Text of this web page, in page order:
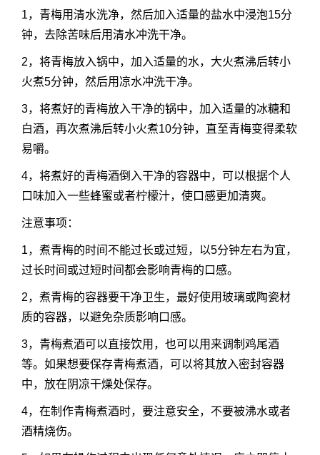
1，青梅用清水洗净，然后加入适量的盐水中浸泡15分
钟，去除苦味后用清水冲洗干净。
2，将青梅放入锅中，加入适量的水，大火煮沸后转小
火煮5分钟，然后用凉水冲洗干净。
3，将煮好的青梅放入干净的锅中，加入适量的冰糖和
白酒，再次煮沸后转小火煮10分钟，直至青梅变得柔软
易嚼。
4，将煮好的青梅酒倒入干净的容器中，可以根据个人
口味加入一些蜂蜜或者柠檬汁，使口感更加清爽。
注意事项：
1，煮青梅的时间不能过长或过短，以5分钟左右为宜，
过长时间或过短时间都会影响青梅的口感。
2，煮青梅的容器要干净卫生，最好使用玻璃或陶瓷材
质的容器，以避免杂质影响口感。
3，青梅煮酒可以直接饮用，也可以用来调制鸡尾酒
等。如果想要保存青梅煮酒，可以将其放入密封容器
中，放在阴凉干燥处保存。
4，在制作青梅煮酒时，要注意安全，不要被沸水或者
酒精烧伤。